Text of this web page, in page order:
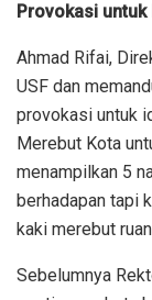
Provokasi
Ahmad Rifai,
USF dan
provokasi untuk
Merebut Kota
menampilkan 5
berhadapan tapi
kaki merebut
Sebelumnya